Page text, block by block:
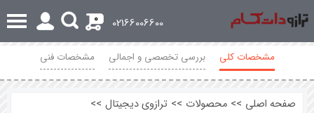
02166006600
0
مشخصات کلی بررسی تخصصی و اجمالی مشخصات فنی
صفحه اصلی >> محصولات >> ترازوی دیجیتال >>